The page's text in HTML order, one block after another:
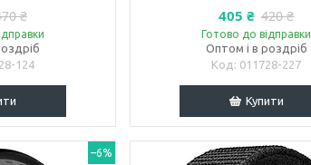
₴
124
405 ₴ 420 ₴
Готово до відправки
Оптом і в роздріб
011728-227
Купити
–6%